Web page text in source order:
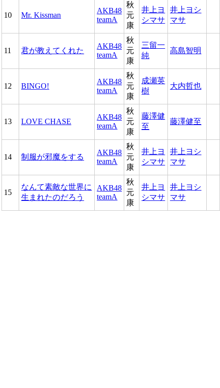
10 Mr. Kissman
AKB48
teamA
秋
元
康
井上ヨ
シマサ
井上ヨシ
マサ
11 君が教えてくれた
AKB48
teamA
秋
元
康
三留一
純
高島智明
12 BINGO!
AKB48
teamA
秋
元
康
成瀬英
樹
大内哲也
13 LOVE CHASE
AKB48
teamA
秋
元
康
藤澤健
至
藤澤健至
14 制服が邪魔をする
AKB48
teamA
秋
元
康
井上ヨ
シマサ
井上ヨシ
マサ
15
なんて素敵な世界に
生まれたのだろう
AKB48
teamA
秋
元
康
井上ヨ
シマサ
井上ヨシ
マサ